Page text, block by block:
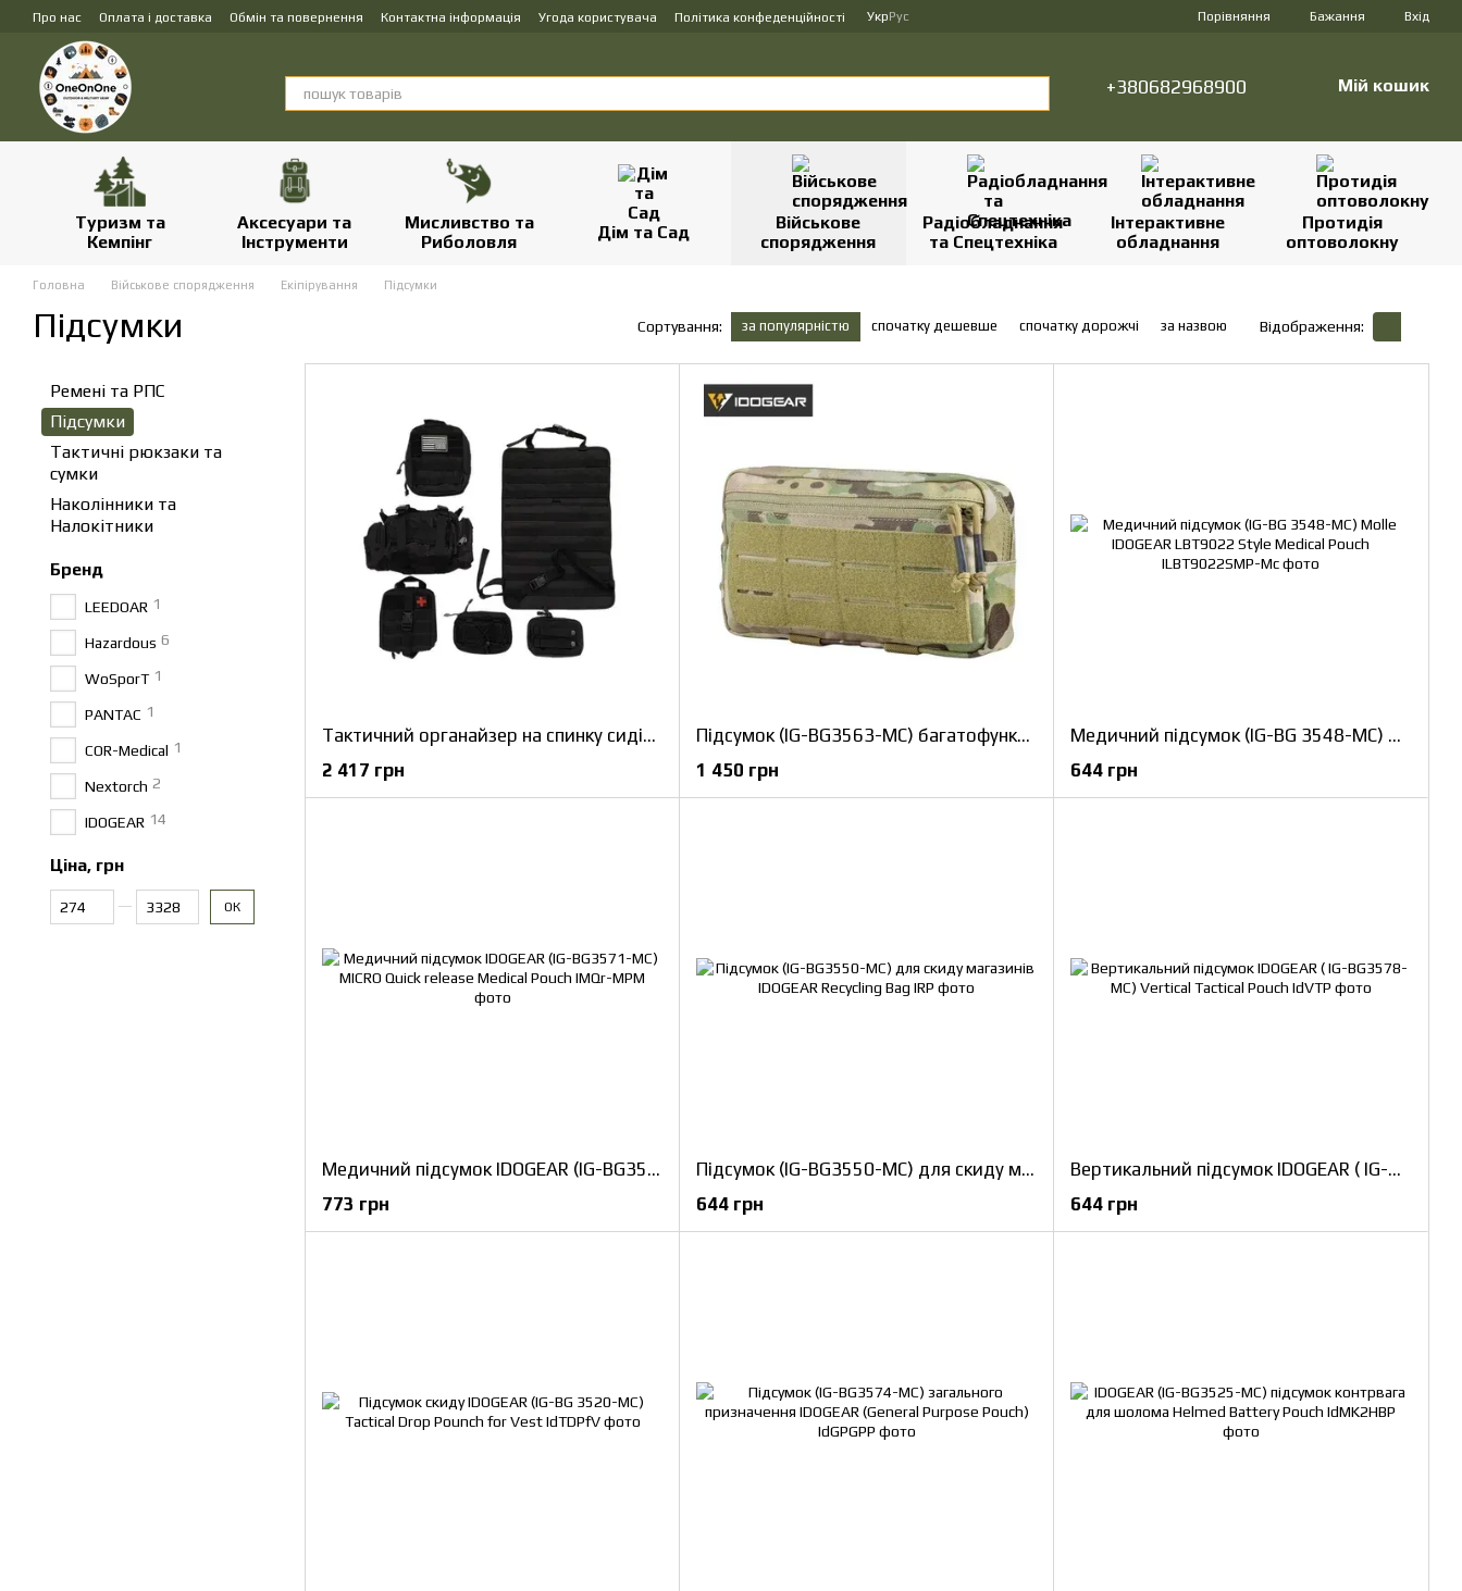
Перейти до основного контенту
Про нас Оплата і доставка Обмін та повернення Контактна інформація Угода користувача Політика конфеденційності УкрРус Порівняння Бажання Вхід
+380682968900 Мій кошик
Туризм та
Кемпінг
Аксесуари та
Інструменти
Мисливство та
Риболовля
Дім та Сад
Військове
спорядження
Радіобладнання
та Спецтехніка
Інтерактивне
обладнання
Протидія
оптоволокну
Головна Військове спорядження Екіпірування Підсумки
Підсумки Сортування: за популярністю спочатку дешевше спочатку дорожчі за назвою Відображення:
Тактичний органайзер на спинку сидіння автомобіля, з 5 підсумками та molle
2 417 грн
Підсумок (IG-BG3563-MC) багатофункціональний, універсальний Molle IDOGEAR Dual-funtional Tactical Pouch
1 450 грн
Медичний підсумок (IG-BG 3548-MC) Molle IDOGEAR LBT9022 Style Medical Pouch
644 грн
Медичний підсумок IDOGEAR (IG-BG3571-MC) MICRO Quick release Medical Pouch
773 грн
Підсумок (IG-BG3550-MC) для скиду магазинів IDOGEAR Recycling Bag
644 грн
Вертикальний підсумок IDOGEAR ( IG-BG3578-MC) Vertical Tactical Pouch
644 грн
Ремені та РПС
Підсумки
Тактичні рюкзаки та
сумки
Наколінники та
Налокітники
Бренд
LEEDOAR 1
Hazardous 6
WoSporT 1
PANTAC 1
COR-Medical 1
Nextorch 2
IDOGEAR 14
Ціна, грн
ОК